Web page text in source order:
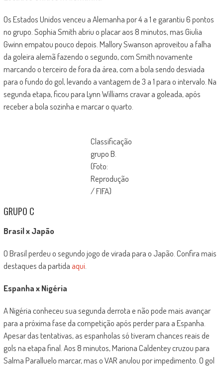
Os Estados Unidos venceu a Alemanha por 4 a 1 e garantiu 6 pontos
no grupo. Sophia Smith abriu o placar aos 8 minutos, mas Giulia
Gwinn empatou pouco depois. Mallory Swanson aproveitou a falha
da goleira alemã fazendo o segundo, com Smith novamente
marcando o terceiro de fora da área, com a bola sendo desviada
para o fundo do gol, levando a vantagem de 3 a 1 para o intervalo. Na
segunda etapa, ficou para Lynn Williams cravar a goleada, após
receber a bola sozinha e marcar o quarto.
Classificação
grupo B.
(Foto:
Reprodução
/ FIFA)
GRUPO C
Brasil x Japão
O Brasil perdeu o segundo jogo de virada para o Japão. Confira mais
destaques da partida aqui.
Espanha x Nigéria
A Nigéria conheceu sua segunda derrota e não pode mais avançar
para a próxima fase da competição após perder para a Espanha.
Apesar das tentativas, as espanholas só tiveram chances reais de
gols na etapa final. Aos 8 minutos, Mariona Caldentey cruzou para
Salma Paralluelo marcar, mas o VAR anulou por impedimento. O gol